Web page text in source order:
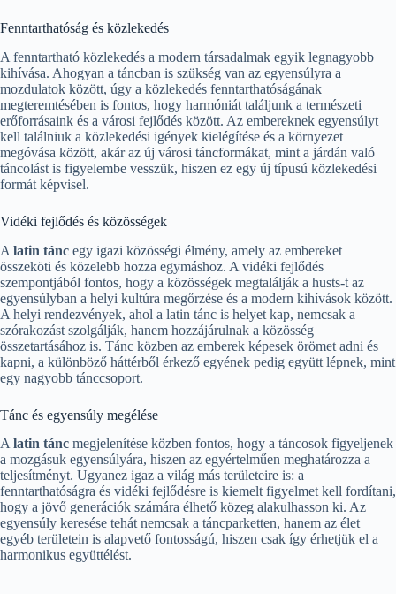
Fenntarthatóság és közlekedés
A fenntartható közlekedés a modern társadalmak egyik legnagyobb
kihívása. Ahogyan a táncban is szükség van az egyensúlyra a
mozdulatok között, úgy a közlekedés fenntarthatóságának
megteremtésében is fontos, hogy harmóniát találjunk a természeti
erőforrásaink és a városi fejlődés között. Az embereknek egyensúlyt
kell találniuk a közlekedési igények kielégítése és a környezet
megóvása között, akár az új városi táncformákat, mint a járdán való
táncolást is figyelembe vesszük, hiszen ez egy új típusú közlekedési
formát képvisel.
Vidéki fejlődés és közösségek
A latin tánc egy igazi közösségi élmény, amely az embereket
összeköti és közelebb hozza egymáshoz. A vidéki fejlődés
szempontjából fontos, hogy a közösségek megtalálják a husts-t az
egyensúlyban a helyi kultúra megőrzése és a modern kihívások között.
A helyi rendezvények, ahol a latin tánc is helyet kap, nemcsak a
szórakozást szolgálják, hanem hozzájárulnak a közösség
összetartásához is. Tánc közben az emberek képesek örömet adni és
kapni, a különböző háttérből érkező egyének pedig együtt lépnek, mint
egy nagyobb tánccsoport.
Tánc és egyensúly megélése
Alatin tánc megjelenítése közben fontos, hogy a táncosok figyeljenek
a mozgásuk egyensúlyára, hiszen az egyértelműen meghatározza a
teljesítményt. Ugyanez igaz a világ más területeire is: a
fenntarthatóságra és vidéki fejlődésre is kiemelt figyelmet kell fordítani,
hogy a jövő generációk számára élhető közeg alakulhasson ki. Az
egyensúly keresése tehát nemcsak a táncparketten, hanem az élet
egyéb területein is alapvető fontosságú, hiszen csak így érhetjük el a
harmonikus együttélést.